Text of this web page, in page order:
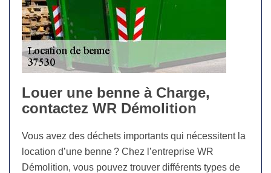
Louer une benne à Charge,
contactez WR Démolition
Vous avez des déchets importants qui nécessitent la
location d’une benne ? Chez l’entreprise WR
Démolition, vous pouvez trouver différents types de